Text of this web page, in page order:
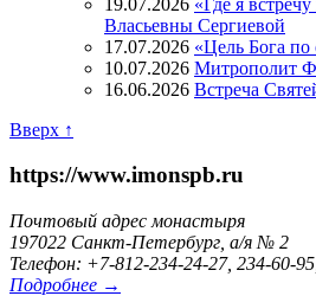
Власьевны Сергиевой
17.07.2026 «Цель Бога
10.07.2026 Митрополит
16.06.2026 Встреча
Вверх ↑
https://www.imonspb.ru
Почтовый адрес монастыря
197022 Санкт-Петербург, а/я № 2
Телефон: +7-812-234-24-27, 234-60-
Подробнее →